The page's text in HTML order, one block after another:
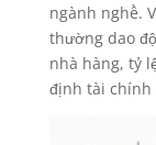
ngành nghề.
thường dao
nhà hàng, tỷ
định tài chính